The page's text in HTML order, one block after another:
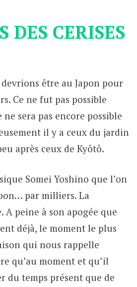
DES CERISES
être au Japon pour
Ce ne fut pas possible
ne sera pas encore possible
il y a ceux du jardin
après ceux de Kyôtô.
Somei Yoshino que l’on
par milliers. La
A peine à son apogée que
déjà, le moment le plus
qui nous rappelle
qu’au moment et qu’il
du temps présent que de